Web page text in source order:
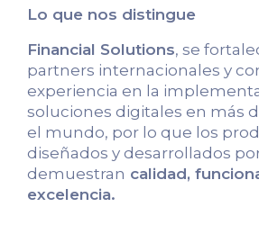
Lo que nos distingue
Financial Solutions, se
partners internacionales y
experiencia en la
soluciones digitales en más
el mundo, por lo que los
diseñados y desarrollados
demuestran calidad,
excelencia.